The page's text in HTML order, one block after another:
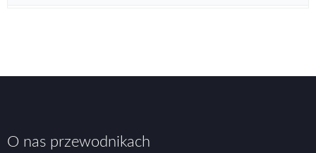
O nas przewodnikach